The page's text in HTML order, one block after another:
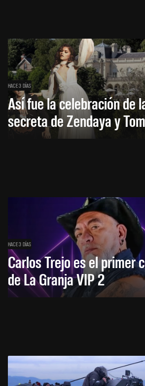
HACE 3 DÍAS
Así fue la celebración de
secreta de Zendaya y
HACE 3 DÍAS
Carlos Trejo es el primer
de La Granja VIP 2